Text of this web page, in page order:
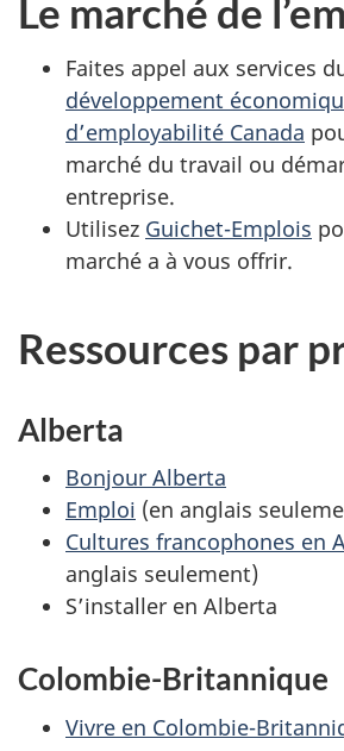
Le marché de
Faites appel aux services
développement
d’employabilité Canada
marché du travail ou
entreprise.
Utilisez Guichet-Emplois
marché a à vous offrir.
Ressources par
Alberta
Bonjour Alberta
Emploi (en anglais
Cultures francophones en
anglais seulement)
S’installer en Alberta
Colombie-Britannique
Vivre en Colombie-